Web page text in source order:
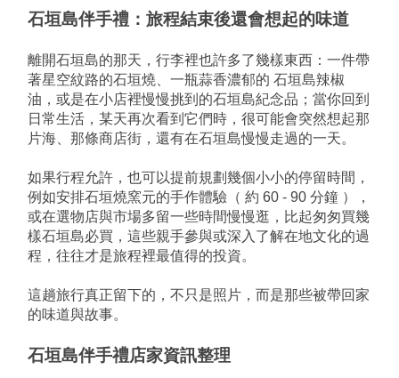
石垣島伴手禮：旅程結束後還會想起的味道
離開石垣島的那天，行李裡也許多了幾樣東西：一件帶
著星空紋路的石垣燒、一瓶蒜香濃郁的 石垣島辣椒
油，或是在小店裡慢慢挑到的石垣島紀念品；當你回到
日常生活，某天再次看到它們時，很可能會突然想起那
片海、那條商店街，還有在石垣島慢慢走過的一天。
如果行程允許，也可以提前規劃幾個小小的停留時間，
例如安排石垣燒窯元的手作體驗（ 約 60 - 90 分鐘 ），
或在選物店與市場多留一些時間慢慢逛，比起匆匆買幾
樣石垣島必買，這些親手參與或深入了解在地文化的過
程，往往才是旅程裡最值得的投資。
這趟旅行真正留下的，不只是照片，而是那些被帶回家
的味道與故事。
石垣島伴手禮店家資訊整理